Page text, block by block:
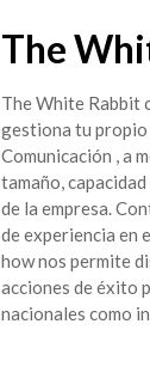
The
The White Rabbit
gestiona tu
Comunicación , a
tamaño,
de la empresa.
de experiencia en
how nos permite
acciones de éxito
nacionales como